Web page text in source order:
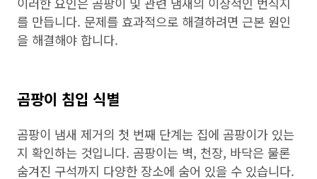
를 만듭니다. 문제를 효과적으로 해결하려면 근본 원인
을 해결해야 합니다.
곰팡이 침입 식별
곰팡이 냄새 제거의 첫 번째 단계는 집에 곰팡이가 있는
지 확인하는 것입니다. 곰팡이는 벽, 천장, 바닥은 물론
숨겨진 구석까지 다양한 장소에 숨어 있을 수 있습니다.